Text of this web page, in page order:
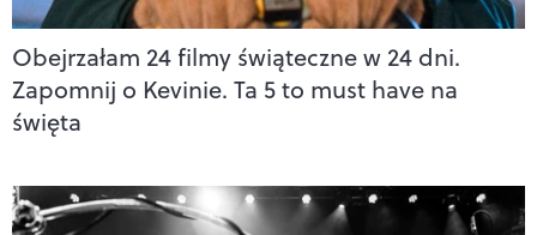
Obejrzałam 24 filmy świąteczne w 24 dni.
Zapomnij o Kevinie. Ta 5 to must have na
święta